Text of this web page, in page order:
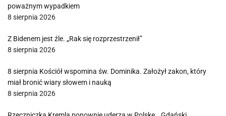
poważnym wypadkiem
8 sierpnia 2026
Z Bidenem jest źle. „Rak się rozprzestrzenił”
8 sierpnia 2026
8 sierpnia Kościół wspomina św. Dominika. Założył zakon, który
miał bronić wiary słowem i nauką
8 sierpnia 2026